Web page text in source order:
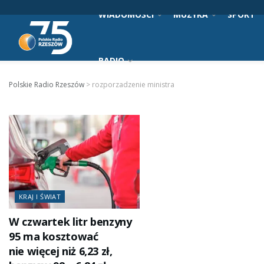
WIADOMOŚCI MUZYKA SPORT
RADIO
Polskie Radio Rzeszów > rozporzadzenie ministra
KRAJ I ŚWIAT
W czwartek litr benzyny
95 ma kosztować
nie więcej niż 6,23 zł,